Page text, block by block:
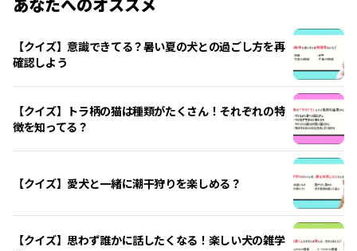
あなたへのオススメ
【クイズ】意識できてる？暑い夏の犬との過ごし方を再
確認しよう
【クイズ】トラ柄の猫は種類がたくさん！それぞれの特
徴を知ってる？
【クイズ】愛犬と一緒に潮干狩りを楽しめる？
【クイズ】思わず誰かに話したくなる！楽しい犬の雑学